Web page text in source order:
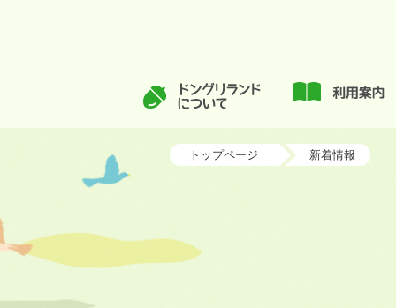
トップページ 新着情報